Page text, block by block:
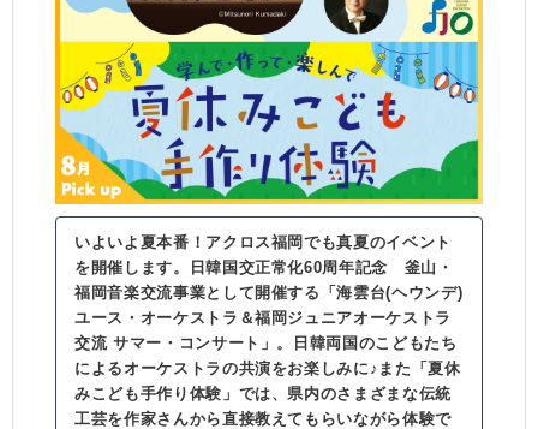
いよいよ夏本番！アクロス福岡でも真夏のイベント
を開催します。日韓国交正常化60周年記念 釜山・
福岡音楽交流事業として開催する「海雲台(ヘウンデ)
ユース・オーケストラ＆福岡ジュニアオーケストラ
交流 サマー・コンサート」。日韓両国のこどもたち
によるオーケストラの共演をお楽しみに♪また「夏休
みこども手作り体験」では、県内のさまざまな伝統
工芸を作家さんから直接教えてもらいながら体験で